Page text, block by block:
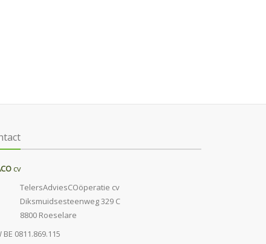
cv
TelersAdviesCOöperatie cv
Diksmuidsesteenweg 329 C
8800 Roeselare
BE 0811.869.115